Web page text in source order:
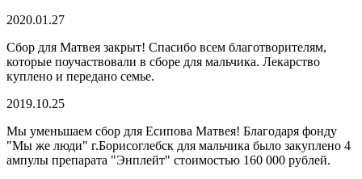
2020.01.27
Сбор для Матвея закрыт! Спасибо всем благотворителям,
которые поучаствовали в сборе для мальчика. Лекарство
куплено и передано семье.
2019.10.25
Мы уменьшаем сбор для Есипова Матвея! Благодаря фонду
"Мы же люди" г.Борисоглебск для мальчика было закуплено 4
ампулы препарата "Энплейт" стоимостью 160 000 рублей.